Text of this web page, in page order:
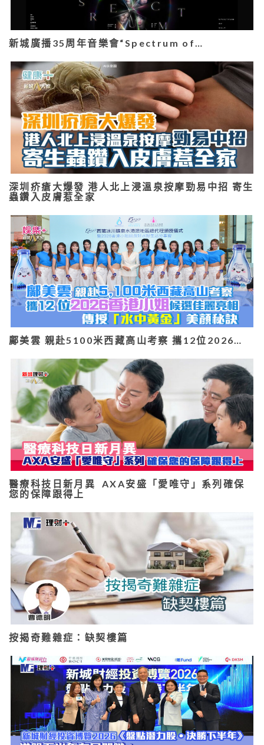
新城廣播35周年音樂會“Spectrum of…
深圳疥瘡大爆發 港人北上浸溫泉按摩勁易中招 寄生
蟲鑽入皮膚惹全家
鄺美雲 親赴5100米西藏高山考察 攜12位2026…
醫療科技日新月異 AXA安盛「愛唯守」系列確保
您的保障跟得上
按揭奇難雜症：缺契樓篇